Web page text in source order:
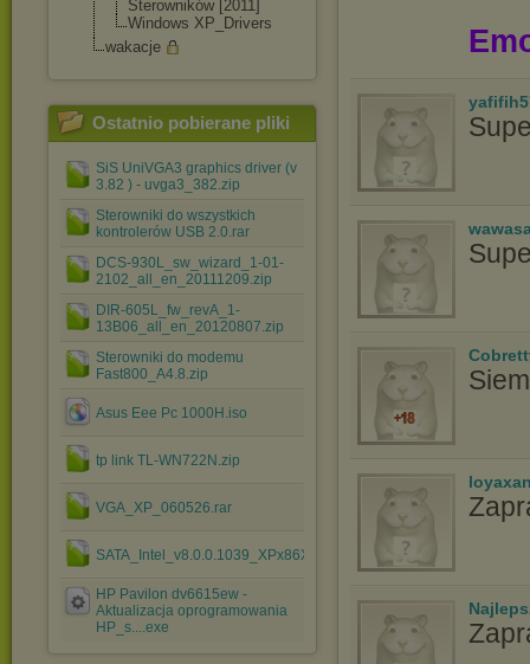
Sterowników [2011]
Windows XP_Drivers
wakacje
Ostatnio pobierane pliki
SiS UniVGA3 graphics driver (v
3.82 ) - uvga3_382.zip
Sterowniki do wszystkich
kontrolerów USB 2.0.rar
DCS-930L_sw_wizard_1-01-
2102_all_en_20111209.zip
DIR-605L_fw_revA_1-
13B06_all_en_20120807.zip
Sterowniki do modemu
Fast800_A4.8.zip
Asus Eee Pc 1000H.iso
tp link TL-WN722N.zip
VGA_XP_060526.rar
SATA_Intel_v8.0.0.1039_XPx86XPx64_A(2).zip
HP Pavilon dv6615ew -
Aktualizacja oprogramowania
HP_s....exe